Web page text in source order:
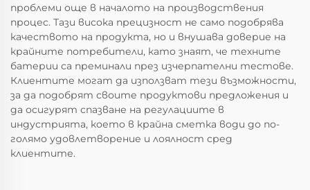
проблеми още в началото на производствения
процес. Тази висока прецизност не само подобрява
качеството на продукта, но и внушава доверие на
крайните потребители, като знаят, че техните
батерии са преминали през изчерпателни тестове.
Клиентите могат да използват тези възможности,
за да подобрят своите продуктови предложения и
да осигурят спазване на регулациите в
индустрията, което в крайна сметка води до по-
голямо удовлетворение и лоялност сред
клиентите.